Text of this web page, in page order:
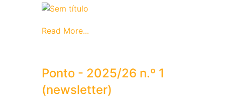
Read More...
Ponto - 2025/26 n.º 1
(newsletter)